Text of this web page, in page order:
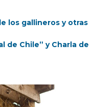
los gallineros y otras
de Chile” y Charla de